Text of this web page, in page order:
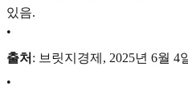
있음.
•
출처 : 브릿지경제, 2025년 6월 4
•